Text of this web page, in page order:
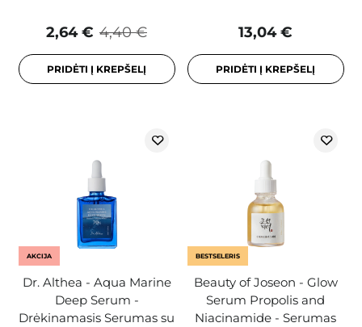
4,40 €
2,64 €
PRIDĖTI Į KREPŠELĮ
13,04 €
PRIDĖTI Į KREPŠELĮ
AKCIJA
Dr. Althea - Aqua Marine
Deep Serum -
Drėkinamasis Serumas su
BESTSELERIS
Beauty of Joseon - Glow
Serum Propolis and
Niacinamide - Serumas